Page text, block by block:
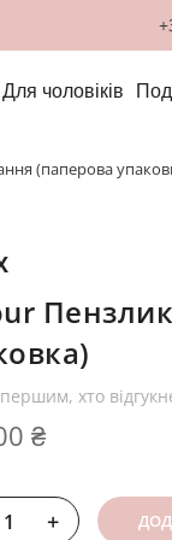
Для чоловіків
(паперова
хто
₴
+